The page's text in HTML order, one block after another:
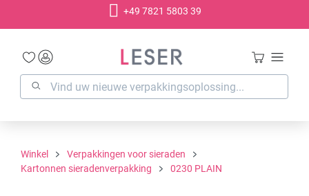
+49 7821 5803 39
Winkel
Verpakkingen voor sieraden
Kartonnen sieradenverpakking
0230 PLAIN